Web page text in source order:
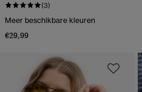
(3)
Meer beschikbare kleuren
€29,99